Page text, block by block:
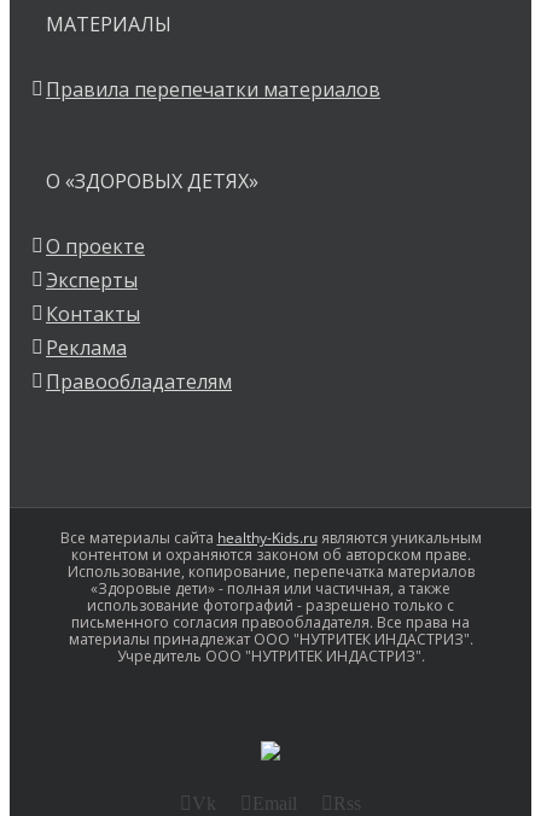
МАТЕРИАЛЫ
Правила перепечатки материалов
О «ЗДОРОВЫХ ДЕТЯХ»
О проекте
Эксперты
Контакты
Реклама
Правообладателям
Все материалы сайта healthy-Kids.ruявляются уникальным
контентом и охраняются законом об авторском праве.
Использование, копирование, перепечатка материалов
«Здоровые дети» - полная или частичная, а также
использование фотографий - разрешено только с
письменного согласия правообладателя. Все права на
материалы принадлежат ООО "НУТРИТЕК ИНДАСТРИЗ".
Учредитель ООО "НУТРИТЕК ИНДАСТРИЗ".
Vk Email Rss